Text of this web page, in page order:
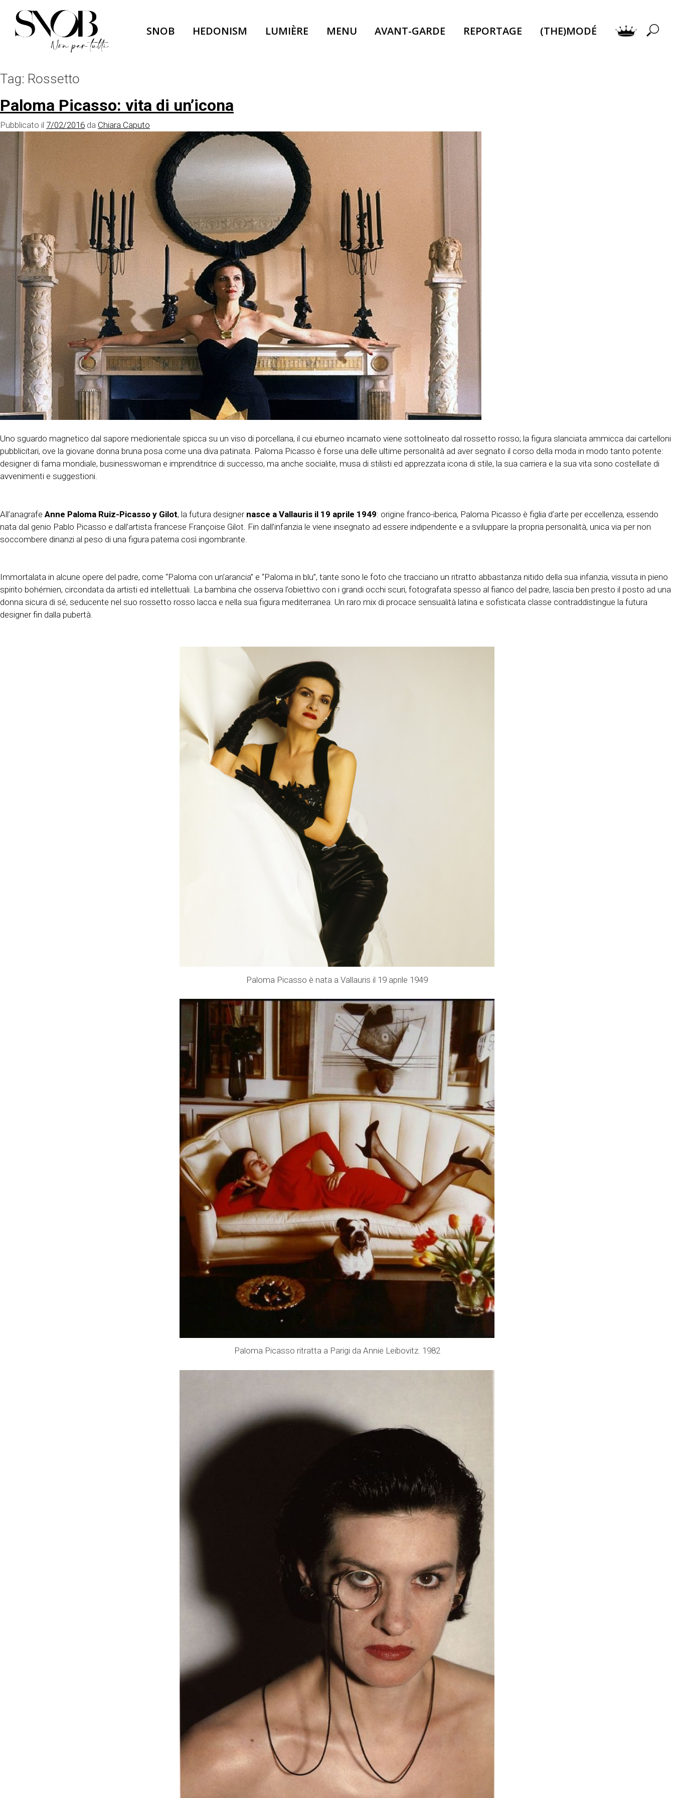
content
SNOB HEDONISM LUMIÈRE MENU AVANT-GARDE REPORTAGE (THE)MODÉ
Tag: Rossetto
Paloma Picasso: vita di un’icona
Pubblicato il 7/02/2016 da Chiara Caputo
Uno sguardo magnetico dal sapore mediorientale spicca su un viso di porcellana, il cui eburneo incarnato viene sottolineato dal rossetto rosso; la figura slanciata ammicca dai cartelloni
pubblicitari, ove la giovane donna bruna posa come una diva patinata. Paloma Picasso è forse una delle ultime personalità ad aver segnato il corso della moda in modo tanto potente:
designer di fama mondiale, businesswoman e imprenditrice di successo, ma anche socialite, musa di stilisti ed apprezzata icona di stile, la sua carriera e la sua vita sono costellate di
avvenimenti e suggestioni.
All’anagrafe Anne Paloma Ruiz-Picasso y Gilot, la futura designer nasce a Vallauris il 19 aprile 1949: origine franco-iberica, Paloma Picasso è figlia d’arte per eccellenza, essendo
nata dal genio Pablo Picasso e dall’artista francese Françoise Gilot. Fin dall’infanzia le viene insegnato ad essere indipendente e a sviluppare la propria personalità, unica via per non
soccombere dinanzi al peso di una figura paterna così ingombrante.
Immortalata in alcune opere del padre, come “Paloma con un’arancia” e “Paloma in blu”, tante sono le foto che tracciano un ritratto abbastanza nitido della sua infanzia, vissuta in pieno
spirito bohémien, circondata da artisti ed intellettuali. La bambina che osserva l’obiettivo con i grandi occhi scuri, fotografata spesso al fianco del padre, lascia ben presto il posto ad una
donna sicura di sé, seducente nel suo rossetto rosso lacca e nella sua figura mediterranea. Un raro mix di procace sensualità latina e sofisticata classe contraddistingue la futura
designer fin dalla pubertà.
Paloma Picasso è nata a Vallauris il 19 aprile 1949
Paloma Picasso ritratta a Parigi da Annie Leibovitz. 1982